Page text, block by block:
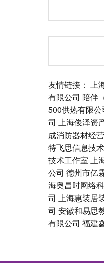
友情链接： 上
有限公司 陪伴
500供热有限公
司 上海俊泽资
成消防器材经
特飞思信息技
技术工作室 上
公司 德州市亿
海奥昌时网络
司 上海惠装居
司 安徽和易思
有限公司 福建